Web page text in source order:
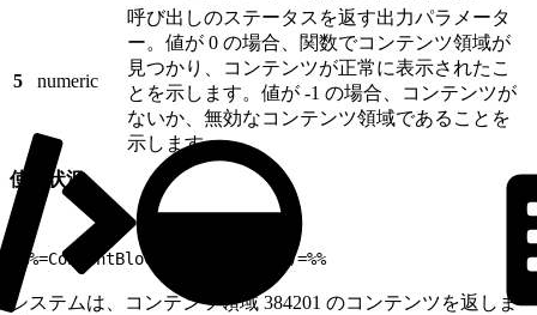
5 numeric
呼び出しのステータスを返す出力パラメータ
ー。値が 0 の場合、関数でコンテンツ領域が
見つかり、コンテンツが正常に表示されたこ
とを示します。値が -1 の場合、コンテンツが
ないか、無効なコンテンツ領域であることを
示します。
使用状況
%%=ContentBlockbyId("384201")=%%
システムは、コンテンツ領域 384201 のコンテンツを返しま